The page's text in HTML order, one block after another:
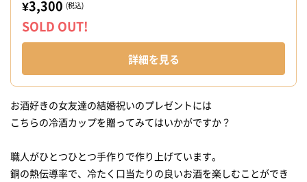
¥3,300 (税込)
SOLD OUT!
詳細を見る
お酒好きの女友達の結婚祝いのプレゼントには
こちらの冷酒カップを贈ってみてはいかがですか？
職人がひとつひとつ手作りで作り上げています。
銅の熱伝導率で、冷たく口当たりの良いお酒を楽しむことができ